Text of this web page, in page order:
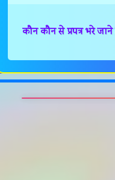
कौन कौन से प्रपत्र भरे